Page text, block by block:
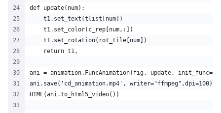
def update(num):
    t1.set_text(tlist[num])
    t1.set_color(c_rep[num,:])
    t1.set_rotation(rot_tile[num])
    return t1,
ani = animation.FuncAnimation(fig, update,
ani.save('cd_animation.mp4', writer="ffmpeg",dpi=100)
HTML(ani.to_html5_video())